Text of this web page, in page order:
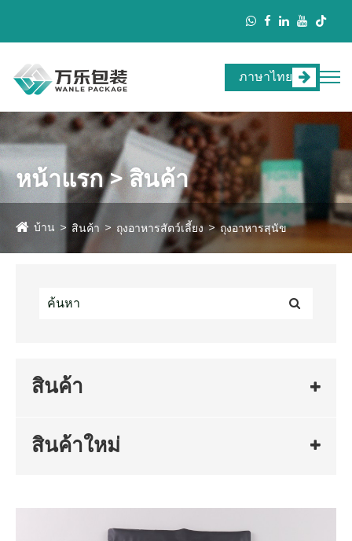
ภาษาไทย
หน้าแรก > สินค้า
บ้าน สินค้า ถุงอาหารสัตว์เลี้ยง ถุงอาหารสุนัข
สินค้า
สินค้าใหม่